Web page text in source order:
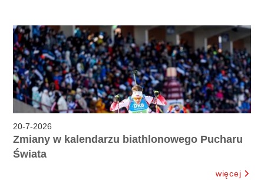
20-7-2026
Zmiany w kalendarzu biathlonowego Pucharu
Świata
więcej